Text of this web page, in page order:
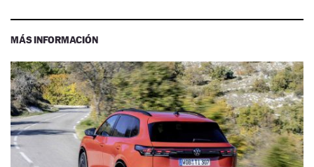
MÁS INFORMACIÓN